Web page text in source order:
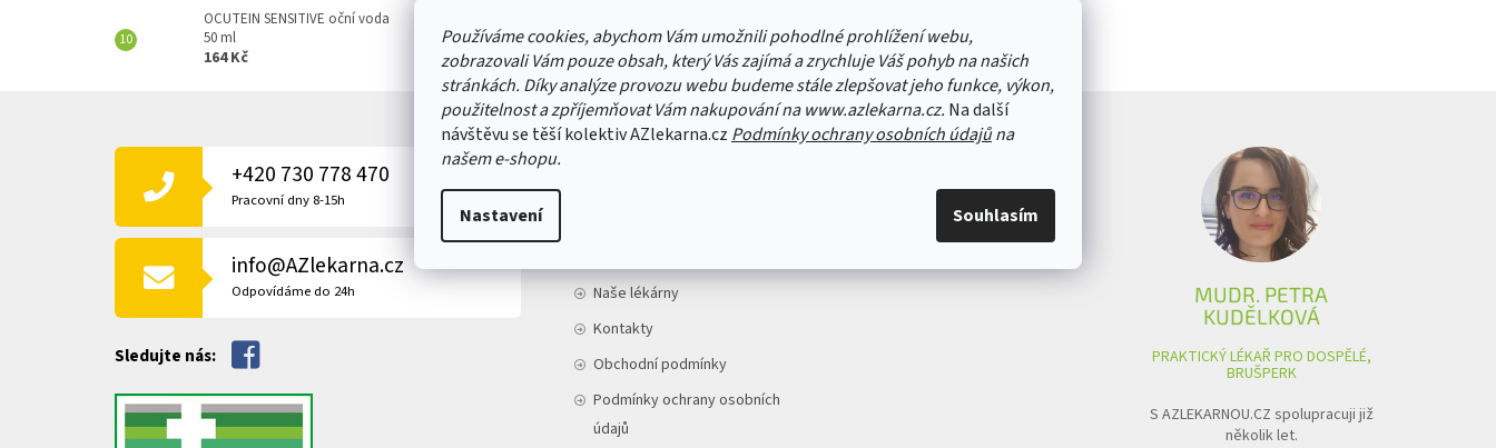
Používáme cookies, abychom Vám umožnili pohodlné prohlížení webu,
zobrazovali Vám pouze obsah, který Vás zajímá a zrychluje Váš pohyb na našich
stránkách. Díky analýze provozu webu budeme stále zlepšovat jeho funkce, výkon,
použitelnost a zpříjemňovat Vám nakupování na www.azlekarna.cz. Na další
návštěvu se těší kolektiv AZlekarna.cz Podmínky ochrany osobních údajůna
našem e-shopu.
Nastavení Souhlasím
OCUTEIN SENSITIVE oční voda
50 ml
164 Kč
+420 730 778 470
Pracovní dny 8-15h
info@AZlekarna.cz
Odpovídáme do 24h
Sledujte nás:
Naše lékárny
Kontakty
Obchodní podmínky
Podmínky ochrany osobních
údajů
MUDR. PETRA
KUDĚLKOVÁ
PRAKTICKÝ LÉKAŘ PRO DOSPĚLÉ,
BRUŠPERK
S AZLEKARNOU.CZ spolupracuji již
několik let.